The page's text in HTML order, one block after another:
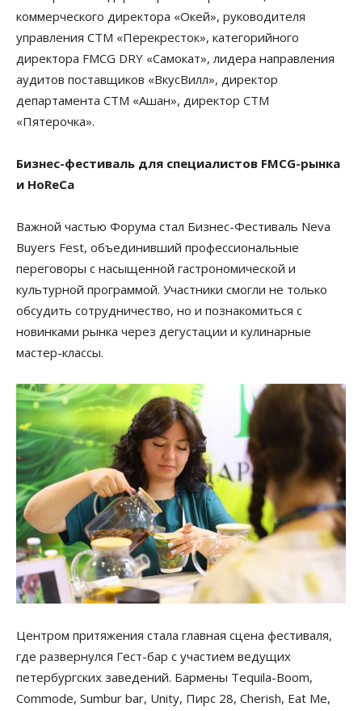
коммерческого директора «Окей», руководителя
управления СТМ «Перекресток», категорийного
директора FMCG DRY «Самокат», лидера направления
аудитов поставщиков «ВкусВилл», директор
департамента СТМ «Ашан», директор СТМ
«Пятерочка».
Бизнес-фестиваль для специалистов FMCG-рынка
и HoReCa
Важной частью Форума стал Бизнес-Фестиваль Neva
Buyers Fest, объединивший профессиональные
переговоры с насыщенной гастрономической и
культурной программой. Участники смогли не только
обсудить сотрудничество, но и познакомиться с
новинками рынка через дегустации и кулинарные
мастер-классы.
Центром притяжения стала главная сцена фестиваля,
где развернулся Гест-бар с участием ведущих
петербургских заведений. Бармены Tequila-Boom,
Commode, Sumbur bar, Unity, Пирс 28, Cherish, Eat Me,